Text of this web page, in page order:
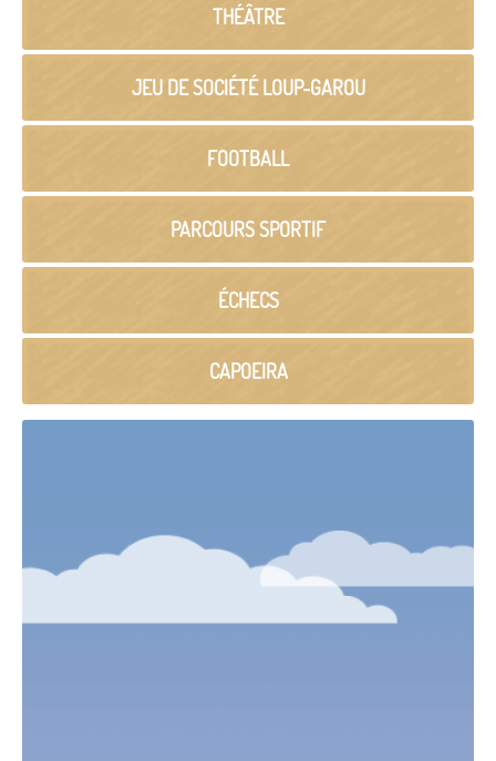
THÉÂTRE
JEU DE SOCIÉTÉ LOUP-GAROU
FOOTBALL
PARCOURS SPORTIF
ÉCHECS
CAPOEIRA